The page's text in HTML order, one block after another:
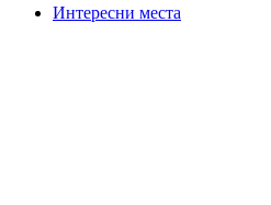
Интересни места